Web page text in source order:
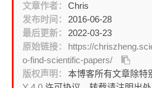
文章作者：
Chris
发布时间：
2016-06-28
最后更新：
2022-03-23
原始链接：
https://
o-find-scientific-papers/
版权声明：
本博客所有文章除